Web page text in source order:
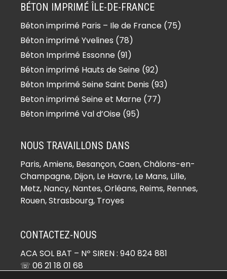
Béton imprimé Bellefontaine
(95270)
Béton imprimé Belloy-en-France
(95270)
Béton imprimé Bernes-sur-Oise
(95340)
Béton imprimé Berville (95810)
Béton imprimé Bessancourt
Béton imprimé Béthemont-la-Forêt
Béton imprimé Bezons (95870)
Béton imprimé Boisemont (95000)
Béton imprimé Boissy-l’Aillerie
(95500)
Béton imprimé Bouffémont (95570)
Béton imprimé Bouqueval (95720)
BÉTON IMPRIMÉ ÎLE-DE-FRANCE
Béton imprimé Paris – Ile de France (75)
Béton imprimé Yvelines (78)
Béton Imprimé Essonne (91)
Béton imprimé Hauts de Seine (92)
Béton Imprimé Seine Saint Denis (93)
Beton imprimé Seine et Marne (77)
Béton imprimé Val d’Oise (95)
NOUS TRAVAILLONS DANS
Paris,Amiens, Besançon, Caen, Châlons-en-
Champagne, Dijon, Le Havre, Le Mans, Lille,
Metz, Nancy, Nantes, Orléans, Reims, Rennes,
Rouen, Strasbourg, Troyes
CONTACTEZ-NOUS
ACA SOL BAT – Nº SIREN : 940 824 881
☏ 06 21 18 01 68